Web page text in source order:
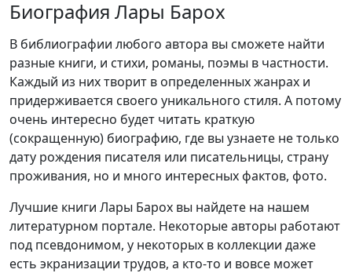
Биография Лары Барох
В библиографии любого автора вы сможете найти
разные книги, и стихи, романы, поэмы в частности.
Каждый из них творит в определенных жанрах и
придерживается своего уникального стиля. А потому
очень интересно будет читать краткую
(сокращенную) биографию, где вы узнаете не только
дату рождения писателя или писательницы, страну
проживания, но и много интересных фактов, фото.
Лучшие книги Лары Барох вы найдете на нашем
литературном портале. Некоторые авторы работают
под псевдонимом, у некоторых в коллекции даже
есть экранизации трудов, а кто-то и вовсе может